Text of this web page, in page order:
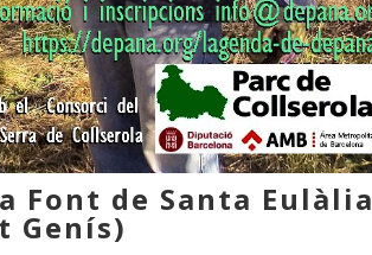
Font de Santa Eulàlia
Genís)